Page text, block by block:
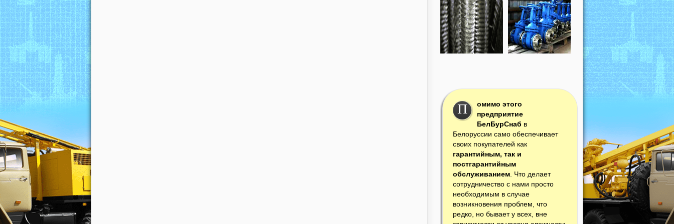
П
омимо этого
предприятие
БелБурСнаб в
Белоруссии само обеспечивает
своих покупателей как
гарантийным, так и
постгарантийным
обслуживанием. Что делает
сотрудничество с нами просто
необходимым в случае
возникновения проблем, что
редко, но бывает у всех, вне